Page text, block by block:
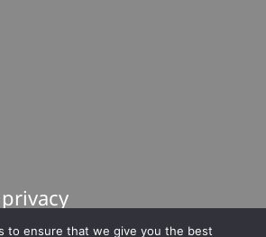
to ensure that we give you the best